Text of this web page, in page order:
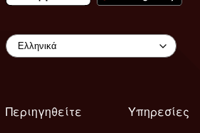
Περιηγηθείτε
Υπηρεσίες